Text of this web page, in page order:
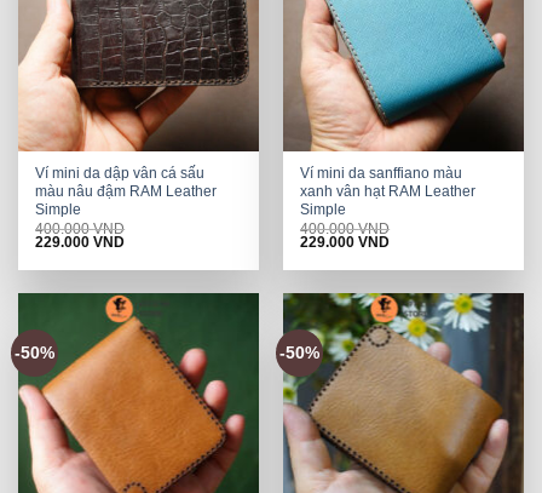
Ví mini da dập vân cá sấu
màu nâu đậm RAM Leather
Simple
400.000VND
Original
was:
229.000VNDCurrent
is:
Ví mini da sanffiano màu
xanh vân hạt RAM Leather
Simple
400.000VND
Original
was:
229.000VNDCurrent
is:
-50% -50%